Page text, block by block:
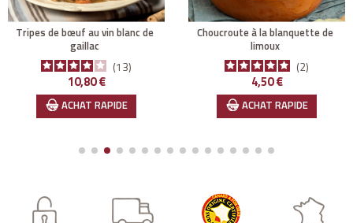
tripes de bœuf au vin blanc de
gaillac
13
Prix
10,80 €
ACHAT RAPIDE
choucroute à la blanquette de
limoux
2
Prix
4,50 €
ACHAT RAPIDE